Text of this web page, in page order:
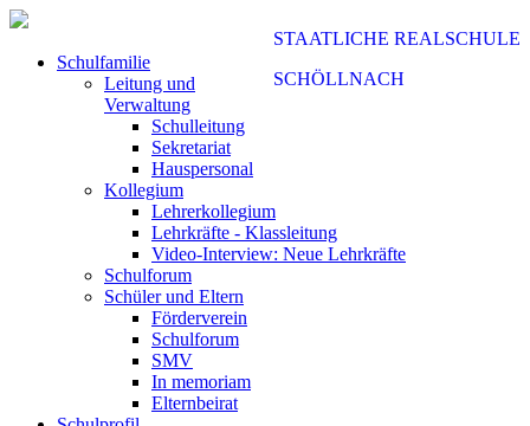
STAATLICHE REALSCHULE
SCHÖLLNACH
Schulfamilie
Leitung und
Verwaltung
Schulleitung
Sekretariat
Hauspersonal
Kollegium
Lehrerkollegium
Lehrkräfte - Klassleitung
Video-Interview: Neue Lehrkräfte
Schulforum
Schüler und Eltern
Förderverein
Schulforum
SMV
In memoriam
Elternbeirat